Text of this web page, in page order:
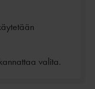
valita.